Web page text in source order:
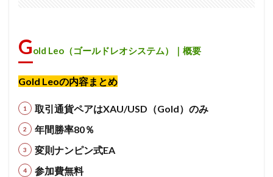
Gold Leo（ゴールドレオシステム）｜概要
Gold Leoの内容まとめ
取引通貨ペアはXAU/USD（Gold）のみ
年間勝率80％
変則ナンピン式EA
参加費無料